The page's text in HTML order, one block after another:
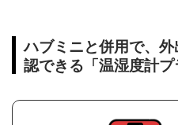
ハブミニと併用で、
認できる「温湿度計プ